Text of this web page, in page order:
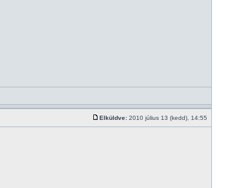
Elküldve: 2010 július 13 (kedd), 14:55